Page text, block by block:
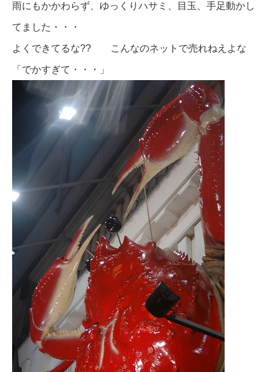
雨にもかかわらず、ゆっくりハサミ、目玉、手足動かし
てました・・・
よくできてるな?? こんなのネットで売れねえよな
「でかすぎて・・・」